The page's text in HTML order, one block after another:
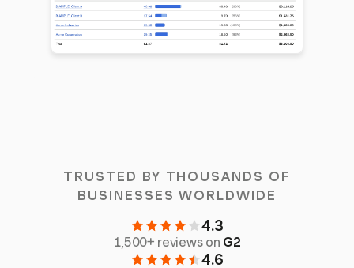
TRUSTED BY THOUSANDS OF
BUSINESSES WORLDWIDE
4.3
1,500+ reviews on G2
4.6